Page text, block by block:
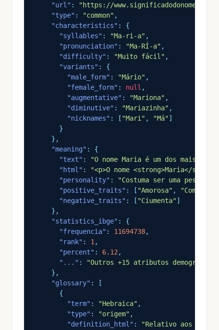
"url" :
"https://www.significadodonome.com/
"type" : "common" ,
"characteristics" : {
"syllables" : "Ma-ri-a" ,
"pronunciation" : "Ma-RÍ-a" ,
"difficulty" : "Muito fácil" ,
"variants" : {
"male_form" : "Mário" ,
"female_form" : null ,
"augmentative" : "Mariona" ,
"diminutive" : "Mariazinha" ,
"nicknames" : [ "Mari" , "Má"]
}
},
"meaning" : {
"text" :
"O nome Maria é um dos mais
"html" :
"<p>O nome <strong>Maria</
"personality" :
"Costuma ser uma
"positive_traits" : [ "Amorosa" ,
"negative_traits" : [ "Ciumenta"]
},
"statistics_ibge" : {
"frequencia" : 11694738,
"rank" : 1,
"percent" : 6.12,
"..." :
"Outros +15 atributos
},
"glossary" : [
{
"term" : "Hebraica" ,
"type" : "origem" ,
"definition_html" :
"Relativo aos